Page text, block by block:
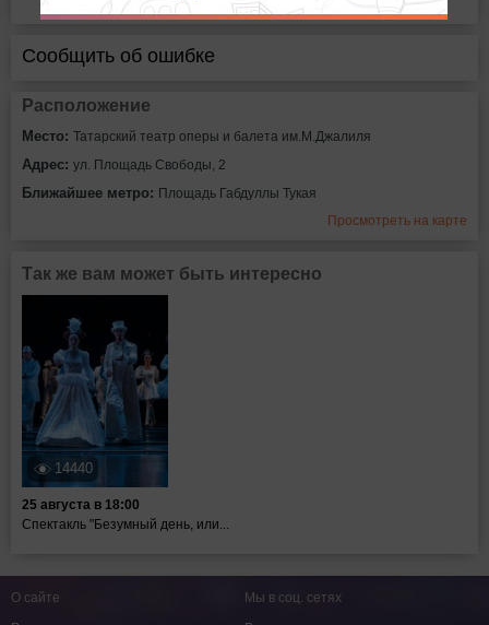
Сообщить об ошибке
Расположение
Место: Татарский театр оперы и балета им.М.Джалиля
Адрес: ул. Площадь Свободы, 2
Ближайшее метро: Площадь Габдуллы Тукая
Просмотреть на карте
Так же вам может быть интересно
14440
25 августа в 18:00
Спектакль "Безумный день, или...
О сайте
Мы в соц. сетях